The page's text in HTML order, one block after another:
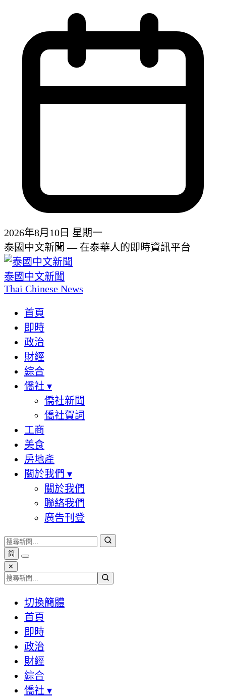
2026年8月10日 星期一
泰國中文新聞 — 在泰華人的即時資訊平台
泰國中文新聞
Thai Chinese News
首頁
即時
政治
財經
綜合
僑社 ▾
僑社新聞
僑社賀詞
工商
美食
房地產
關於我們 ▾
關於我們
聯絡我們
廣告刊登
简
✕
切換簡體
首頁
即時
政治
財經
綜合
僑社 ▾